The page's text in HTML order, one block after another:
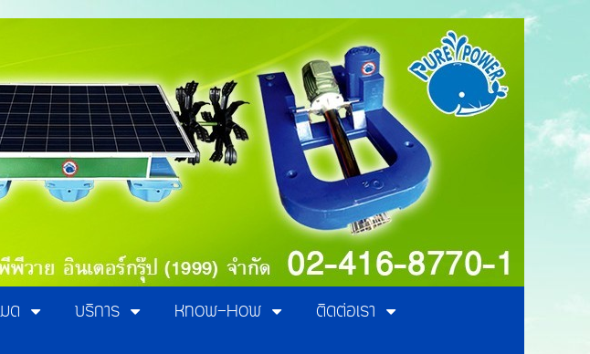
ด บริการ Know-How ติดต่อเรา